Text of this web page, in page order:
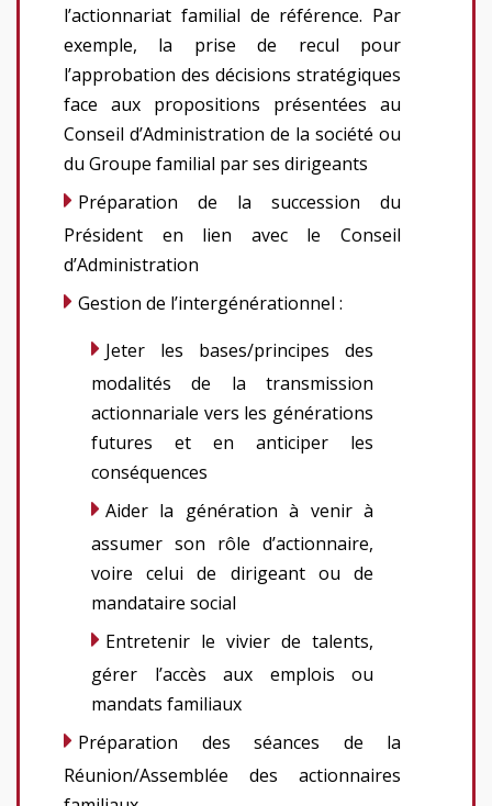
l’actionnariat familial de référence. Par
exemple, la prise de recul pour
l’approbation des décisions stratégiques
face aux propositions présentées au
Conseil d’Administration de la société ou
du Groupe familial par ses dirigeants
Préparation de la succession du
Président en lien avec le Conseil
d’Administration
Gestion de l’intergénérationnel :
Jeter les bases/principes des
modalités de la transmission
actionnariale vers les générations
futures et en anticiper les
conséquences
Aider la génération à venir à
assumer son rôle d’actionnaire,
voire celui de dirigeant ou de
mandataire social
Entretenir le vivier de talents,
gérer l’accès aux emplois ou
mandats familiaux
Préparation des séances de la
Réunion/Assemblée des actionnaires